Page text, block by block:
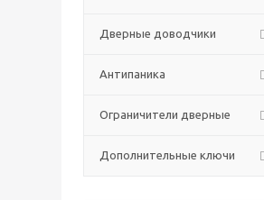
Дверные доводчики
Антипаника
Ограничители дверные
Дополнительные ключи